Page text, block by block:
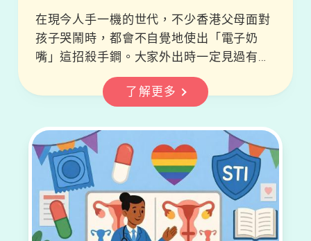
在現今人手一機的世代，不少香港父母面對
孩子哭鬧時，都會不自覺地使出「電子奶
嘴」這招殺手鐧。大家外出時一定見過有小
朋友不斷鬧彆扭，媽媽怎樣哄也無補於事，
誰知過了一會孩子竟然安靜下來，原來正專
兒，究竟會對孩子的腦部發展、記憶力及專
注力造成甚麼影響？
了解更多